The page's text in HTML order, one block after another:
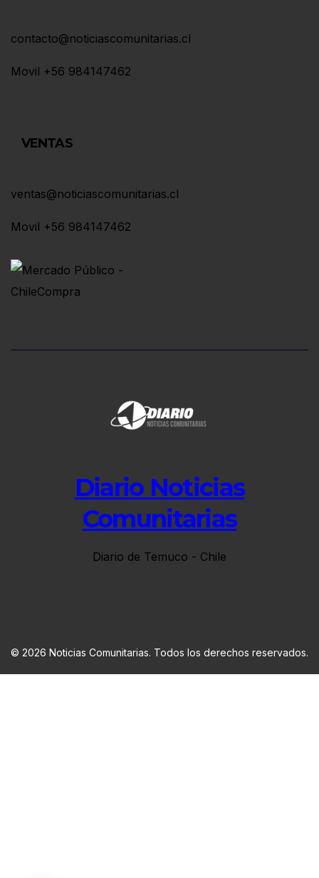
contacto@noticiascomunitarias.cl
Movil +56 984147462
VENTAS
ventas@noticiascomunitarias.cl
Movil +56 984147462
Diario Noticias
Comunitarias
Diario de Temuco - Chile